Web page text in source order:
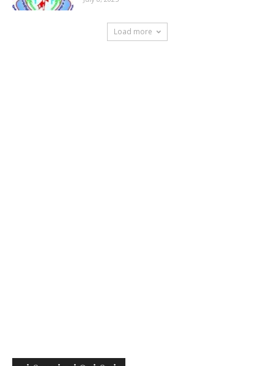
Load more